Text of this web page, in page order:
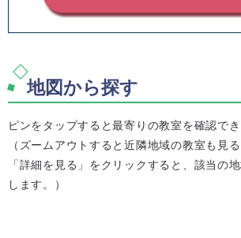
地図から探す
ピンをタップすると最寄りの教室を確認でき
（ズームアウトすると近隣地域の教室も見
「詳細を見る」をクリックすると、該当の
します。）